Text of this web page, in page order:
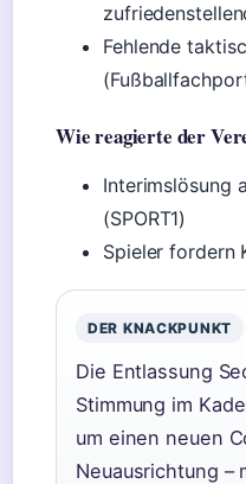
Fehlende
Wie reagierte der
Interimslösung
(SPORT1)
Spieler fordern
DER KNACKPUNKT
Die Entlassung
Stimmung im
um einen neuen
Neuausrichtung –